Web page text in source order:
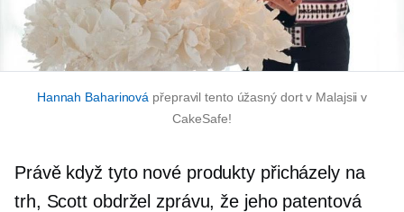
Hannah Baharinová přepravil tento úžasný dort v Malajsii v
CakeSafe!
Právě když tyto nové produkty přicházely na
trh, Scott obdržel zprávu, že jeho patentová